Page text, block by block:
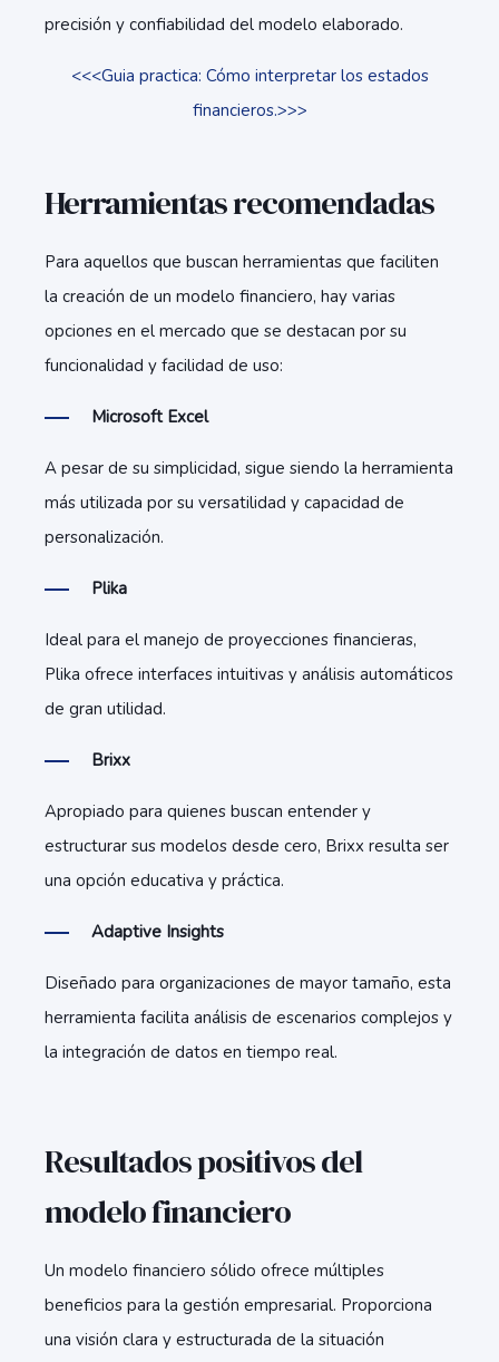
precisión y confiabilidad del modelo elaborado.
<<<Guia practica: Cómo interpretar los estados
financieros.>>>
Herramientas recomendadas
Para aquellos que buscan herramientas que faciliten
la creación de un modelo financiero, hay varias
opciones en el mercado que se destacan por su
funcionalidad y facilidad de uso:
Microsoft Excel
A pesar de su simplicidad, sigue siendo la herramienta
más utilizada por su versatilidad y capacidad de
personalización.
Plika
Ideal para el manejo de proyecciones financieras,
Plika ofrece interfaces intuitivas y análisis automáticos
de gran utilidad.
Brixx
Apropiado para quienes buscan entender y
estructurar sus modelos desde cero, Brixx resulta ser
una opción educativa y práctica.
Adaptive Insights
Diseñado para organizaciones de mayor tamaño, esta
herramienta facilita análisis de escenarios complejos y
la integración de datos en tiempo real.
Resultados positivos del
modelo financiero
Un modelo financiero sólido ofrece múltiples
beneficios para la gestión empresarial. Proporciona
una visión clara y estructurada de la situación